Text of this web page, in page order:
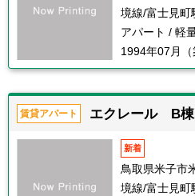
境線/富士見町
アパート / 軽
1994年07月（
賃貸アパート エクレール B棟
新着
鳥取県米子市
境線/富士見町